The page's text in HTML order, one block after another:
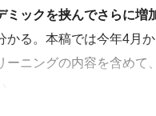
ミックを挟んでさらに増
かる。本稿では今年4月
ーニングの内容を含めて
。